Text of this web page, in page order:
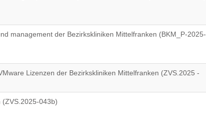
management der Bezirkskliniken Mittelfranken (BKM_P-2025-
Lizenzen der Bezirkskliniken Mittelfranken (ZVS.2025 -
(ZVS.2025-043b)